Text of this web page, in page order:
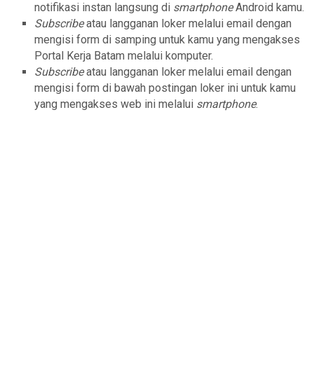
notifikasi instan langsung di smartphoneAndroid kamu.
Subscribeatau langganan loker melalui email dengan
mengisi form di samping untuk kamu yang mengakses
Portal Kerja Batam melalui komputer.
Subscribeatau langganan loker melalui email dengan
mengisi form di bawah postingan loker ini untuk kamu
yang mengakses web ini melalui smartphone.